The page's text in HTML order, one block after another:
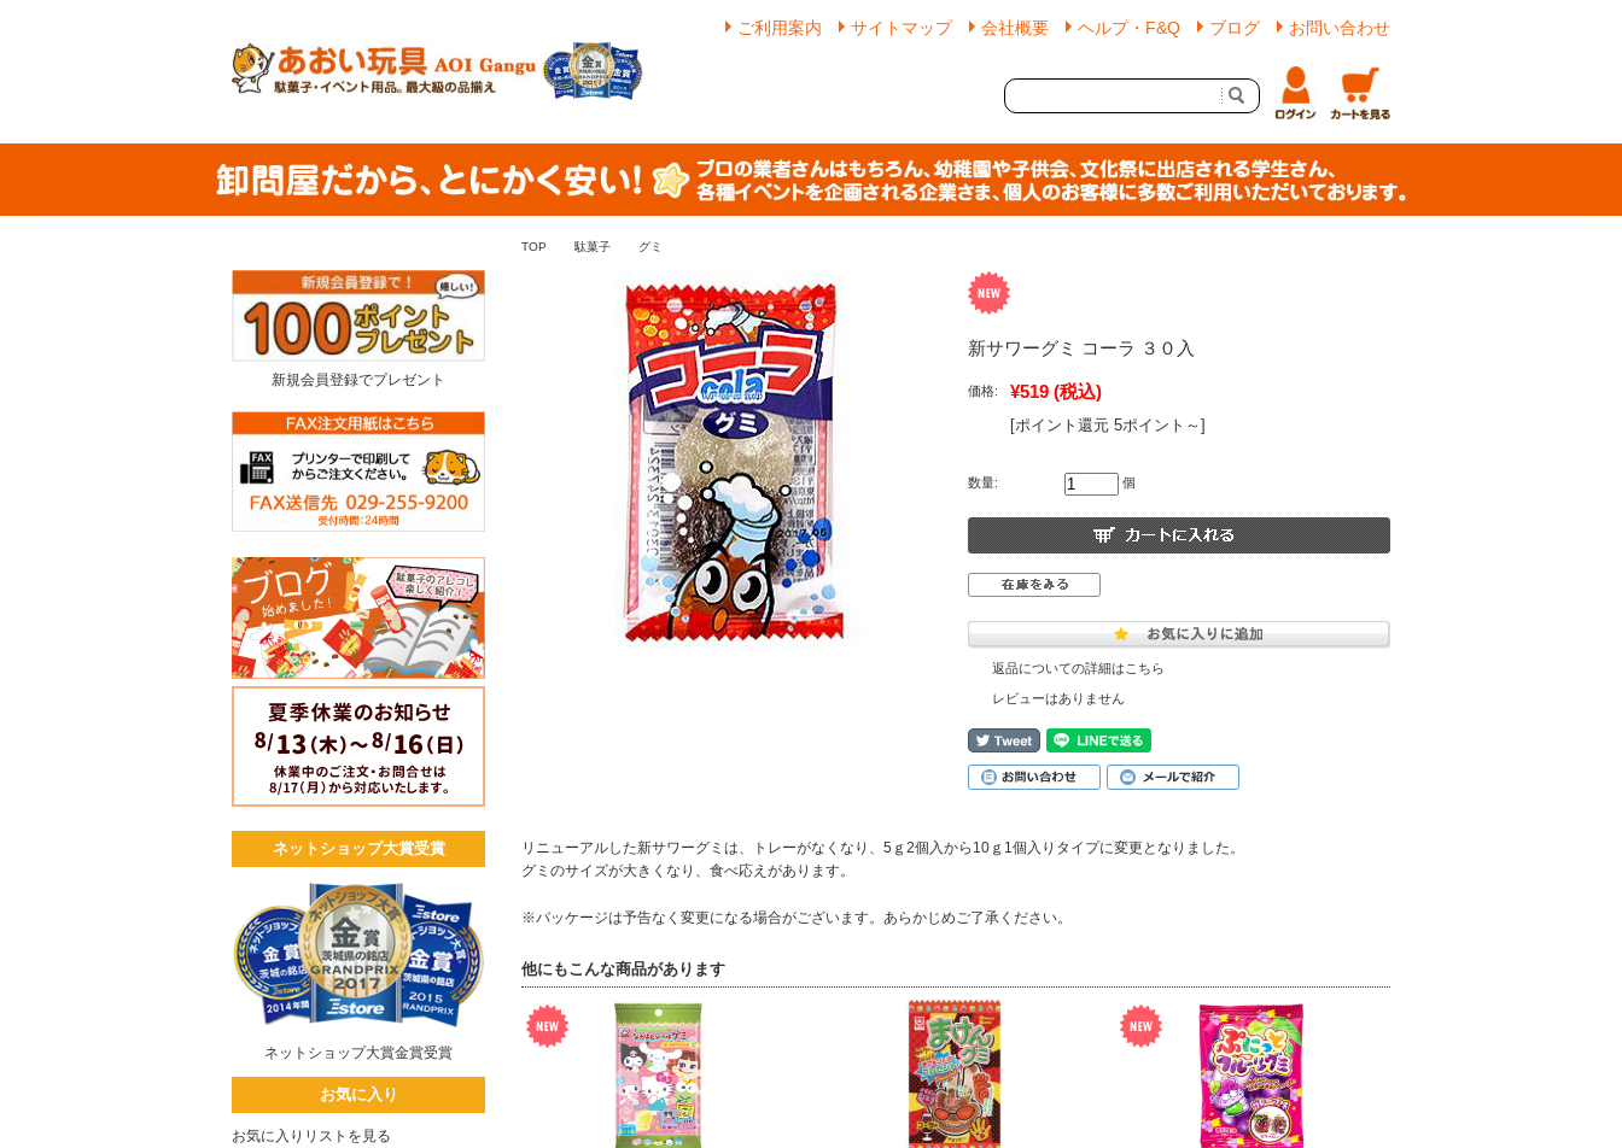
ご利用案内 サイトマップ 会社概要 ヘルプ・F&Q ブログ お問い合わせ
TOP 駄菓子 グミ
新サワーグミ コーラ ３０入
価格: ¥519 (税込)
[ポイント還元 5ポイント～]
数量: 個
返品についての詳細はこちら
レビューはありません
リニューアルした新サワーグミは、トレーがなくなり、5ｇ2個入から10ｇ1個入りタイプに変更となりました。
グミのサイズが大きくなり、食べ応えがあります。
※パッケージは予告なく変更になる場合がございます。あらかじめご了承ください。
他にもこんな商品があります
新規会員登録でプレゼント
ネットショップ大賞受賞
ネットショップ大賞金賞受賞
お気に入り
お気に入りリストを見る